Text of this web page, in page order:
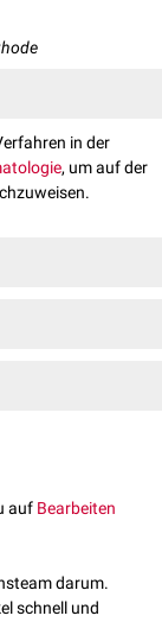
in der
, um auf der
presst man
einen
unter anderem
Lehrbuch der
auf Bearbeiten
darum.
schnell und